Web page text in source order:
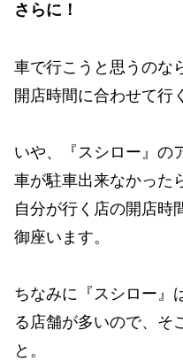
さらに！
車で行こうと思うのな
開店時間に合わせて行
いや、『スシロー』の
車が駐車出来なかった
自分が行く店の開店時
御座います。
ちなみに『スシロー』
る店舗が多いので、そ
と。